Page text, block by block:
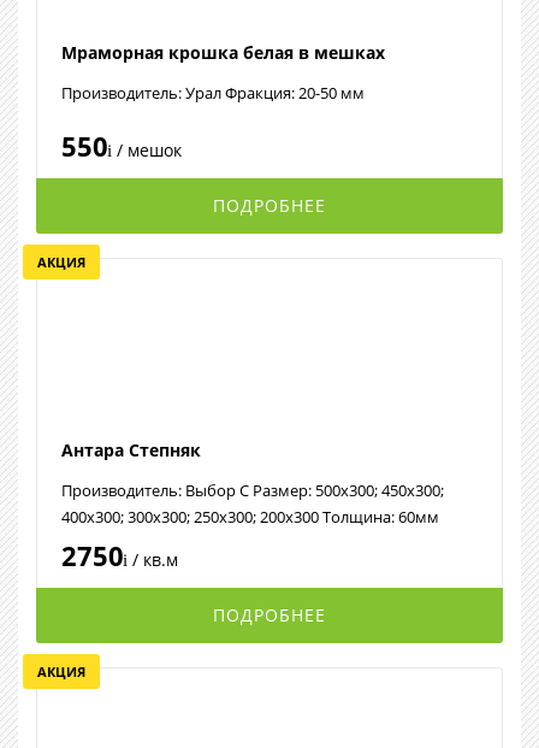
Мраморная крошка белая в мешках
Производитель: Урал Фракция: 20-50 мм
550i / мешок
ПОДРОБНЕЕ
Антара Степняк
Производитель: Выбор С Размер: 500х300; 450х300;
400х300; 300х300; 250х300; 200х300 Толщина: 60мм
2750i / кв.м
ПОДРОБНЕЕ
АКЦИЯ
АКЦИЯ